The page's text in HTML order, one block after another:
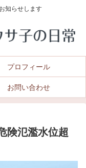
知らせします
プロフィール
お問い合わせ
険氾濫水位超